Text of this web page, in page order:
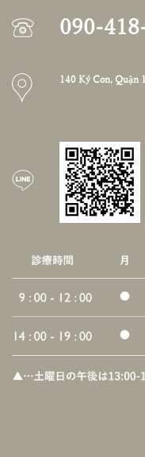
090-
140 Ký Con,